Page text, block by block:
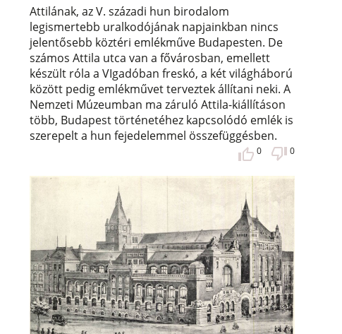
Attilának, az V. századi hun birodalom
legismertebb uralkodójának napjainkban nincs
jelentősebb köztéri emlékműve Budapesten. De
számos Attila utca van a fővárosban, emellett
készült róla a VIgadóban freskó, a két világháború
között pedig emlékművet terveztek állítani neki. A
Nemzeti Múzeumban ma záruló Attila-kiállításon
több, Budapest történetéhez kapcsolódó emlék is
szerepelt a hun fejedelemmel összefüggésben.
0 0